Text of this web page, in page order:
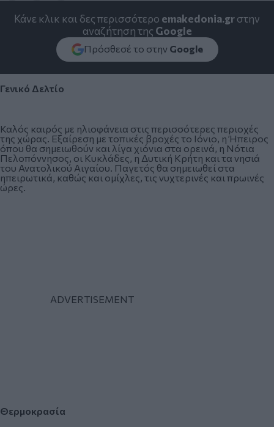
Κάνε κλικ και δες περισσότερο emakedonia.grστην
αναζήτηση της Google
Πρόσθεσέ το στην Google
Γενικό Δελτίο
Καλός καιρός με ηλιοφάνεια στις περισσότερες περιοχές
της χώρας. Εξαίρεση με τοπικές βροχές το Ιόνιο, η Ήπειρος
όπου θα σημειωθούν και λίγα χιόνια στα ορεινά, η Νότια
Πελοπόννησος, οι Κυκλάδες, η Δυτική Κρήτη και τα νησιά
του Ανατολικού Αιγαίου. Παγετός θα σημειωθεί στα
ηπειρωτικά, καθώς και ομίχλες, τις νυχτερινές και πρωινές
ώρες.
Θερμοκρασία